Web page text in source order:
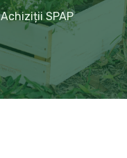
Achiziții SPAP